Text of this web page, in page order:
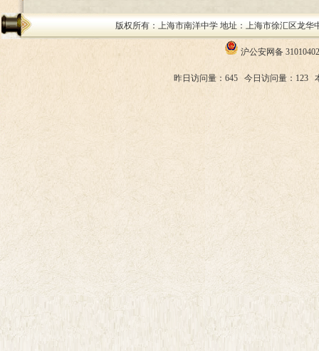
版权所有：上海市南洋中学 地址：上海市徐汇区龙华
沪公安网备
昨日访问量：645 今日访问量：123